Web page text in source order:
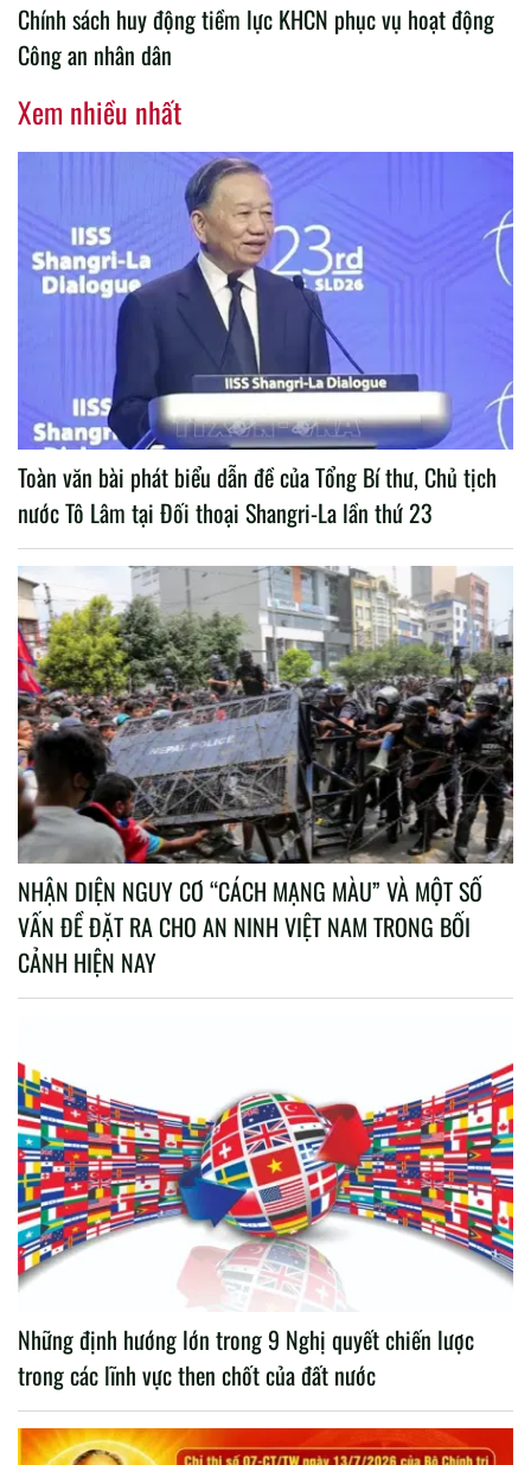
Chính sách huy động tiềm lực KHCN phục vụ hoạt động
Công an nhân dân
Xem nhiều nhất
Toàn văn bài phát biểu dẫn đề của Tổng Bí thư, Chủ tịch
nước Tô Lâm tại Đối thoại Shangri-La lần thứ 23
NHẬN DIỆN NGUY CƠ “CÁCH MẠNG MÀU” VÀ MỘT SỐ
VẤN ĐỀ ĐẶT RA CHO AN NINH VIỆT NAM TRONG BỐI
CẢNH HIỆN NAY
Những định hướng lớn trong 9 Nghị quyết chiến lược
trong các lĩnh vực then chốt của đất nước